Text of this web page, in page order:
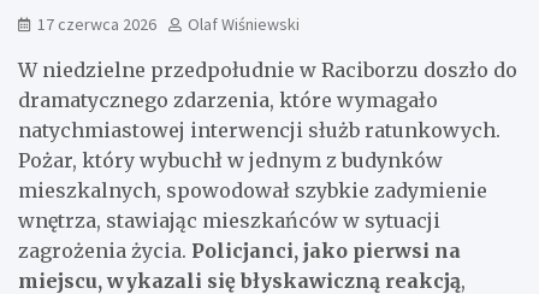
17 czerwca 2026 Olaf Wiśniewski
W niedzielne przedpołudnie w Raciborzu doszło do
dramatycznego zdarzenia, które wymagało
natychmiastowej interwencji służb ratunkowych.
Pożar, który wybuchł w jednym z budynków
mieszkalnych, spowodował szybkie zadymienie
wnętrza, stawiając mieszkańców w sytuacji
zagrożenia życia. Policjanci, jako pierwsi na
miejscu, wykazali się błyskawiczną reakcją,